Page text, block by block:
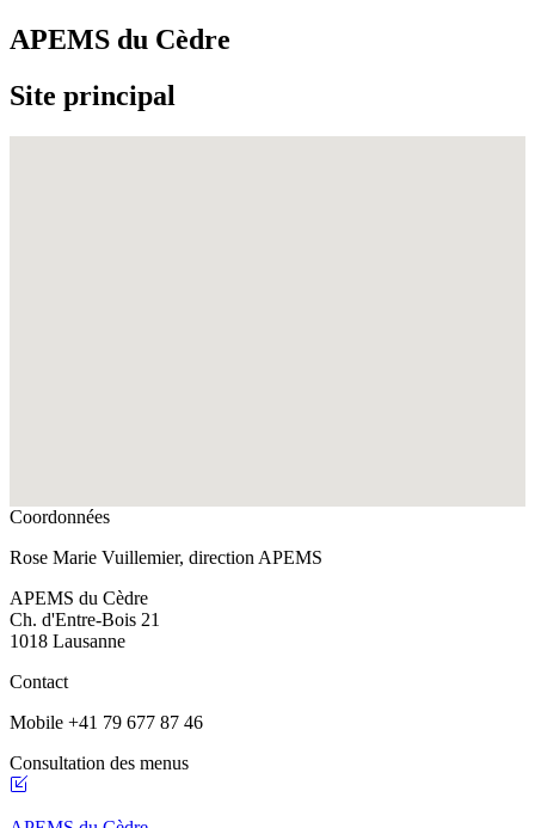
APEMS du Cèdre
Site principal
Coordonnées
Rose Marie Vuillemier, direction APEMS
APEMS du Cèdre
Ch. d'Entre-Bois 21
1018 Lausanne
Contact
Mobile +41 79 677 87 46
Consultation des menus